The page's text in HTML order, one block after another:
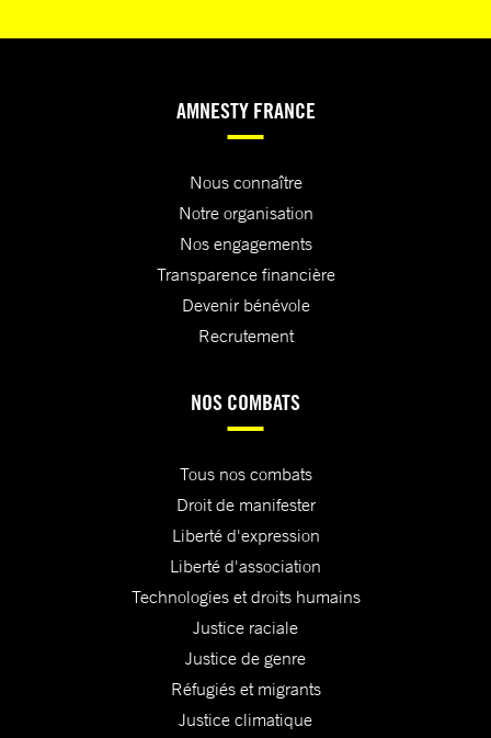
AMNESTY FRANCE
Nous connaître
Notre organisation
Nos engagements
Transparence financière
Devenir bénévole
Recrutement
NOS COMBATS
Tous nos combats
Droit de manifester
Liberté d'expression
Liberté d'association
Technologies et droits humains
Justice raciale
Justice de genre
Réfugiés et migrants
Justice climatique